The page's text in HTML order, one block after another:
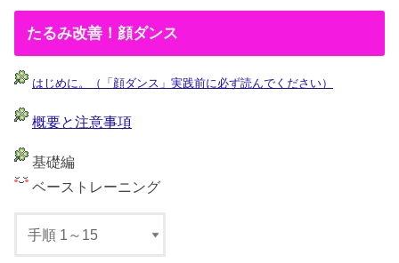
たるみ改善！顔ダンス
はじめに。（「顔ダンス」実践前に必ず読んでください）
概要と注意事項
基礎編
ベーストレーニング